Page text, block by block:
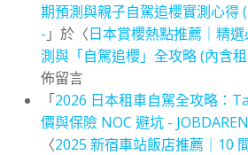
期預測與親子自駕追櫻實測心得
- 」於〈日本賞櫻熱點推薦｜精
測與「自駕追櫻」全攻略 (內含
佈留言
「2026 日本租車自駕全攻略：
價與保險 NOC 避坑 -
〈2025 新宿車站飯店推薦｜10